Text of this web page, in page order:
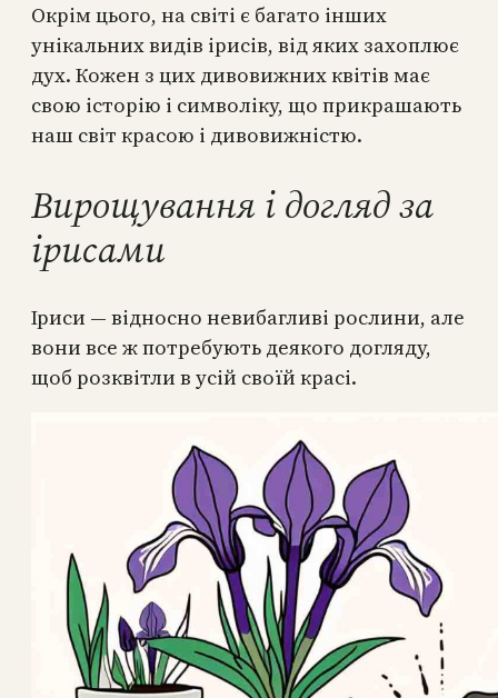
Окрім цього, на світі є багато інших
унікальних видів ірисів, від яких захоплює
дух. Кожен з цих дивовижних квітів має
свою історію і символіку, що прикрашають
наш світ красою і дивовижністю.
Вирощування і догляд за
ірисами
Іриси — відносно невибагливі рослини, але
вони все ж потребують деякого догляду,
щоб розквітли в усій своїй красі.